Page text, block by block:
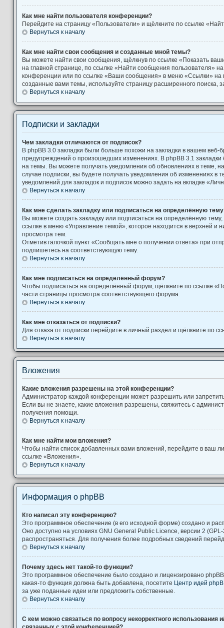
Как мне найти пользователя конференции?
Перейдите на страницу «Пользователи» и щёлкните по ссылке
Вернуться к началу
Как мне найти свои сообщения и созданные мной темы?
Вы можете найти свои сообщения, щёлкнув по ссылке «Показать
на главной странице, по ссылке «Найти сообщения пользователя»
конференции или по ссылке «Ваши сообщения» в меню «Ссылки» на
созданные вами темы, используйте страницу расширенного поиска,
Вернуться к началу
Подписки и закладки
Чем закладки отличаются от подписок?
В phpBB 3.0 закладки были больше похожи на закладки в вашем веб-
предупреждений о произошедших изменениях. В phpBB 3.1
на темы. Вы можете получать уведомления об обновлениях в теме,
случае подписки, вы будете получать уведомления об изменениях в
уведомлений для закладок и подписок можно задать на вкладке
Вернуться к началу
Как мне сделать закладку или подписаться на определённую
Вы можете создать закладку или подписаться на определённую
ссылке в меню «Управление темой», которое находится в верхней и
просмотра тем.
Отметив галочкой пункт «Сообщать мне о получении ответа» при
подпишетесь на соответствующую тему.
Вернуться к началу
Как мне подписаться на определённый форум?
Чтобы подписаться на определённый форум, щёлкните по ссылке
части страницы просмотра соответствующего форума.
Вернуться к началу
Как мне отказаться от подписки?
Для отказа от подписки перейдите в личный раздел и щёлкните по
Вернуться к началу
Вложения
Какие вложения разрешены на этой конференции?
Администратор каждой конференции может разрешить или
Если вы не знаете, какие вложения разрешены, свяжитесь с
получения помощи.
Вернуться к началу
Как мне найти мои вложения?
Чтобы найти список добавленных вами вложений, перейдите в ваш
ссылке «Вложения».
Вернуться к началу
Информация о phpBB
Кто написал эту конференцию?
Это программное обеспечение (в его исходной форме) создано и
Оно доступно на условиях GNU General Public Licence, версии 2
распространяться. Для получения более подробных сведений
Вернуться к началу
Почему здесь нет такой-то функции?
Это программное обеспечение было создано и лицензировано
какая-то функция должна быть добавлена, посетите Центр идей
за уже поданные идеи или предложить собственные.
Вернуться к началу
С кем можно связаться по вопросу некорректного использования